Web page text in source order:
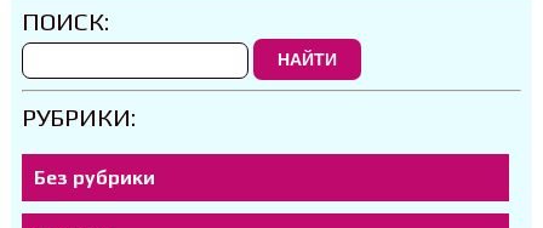
ПОИСК:
НАЙТИ
РУБРИКИ:
Без рубрики